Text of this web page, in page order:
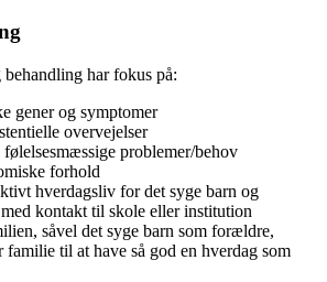
har fokus på:
gener og symptomer
overvejelser
problemer/behov
forhold
hverdagsliv for det syge barn og
kontakt til skole eller institution
såvel det syge barn som forældre,
familie til at have så god en hverdag som